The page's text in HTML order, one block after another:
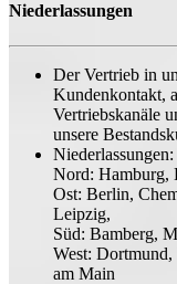
Niederlassungen
Der Vertrieb in
Kundenkontakt,
Vertriebskanäle
unsere
Niederlassungen:
Nord: Hamburg,
Ost: Berlin,
Leipzig,
Süd: Bamberg,
West:
am Main